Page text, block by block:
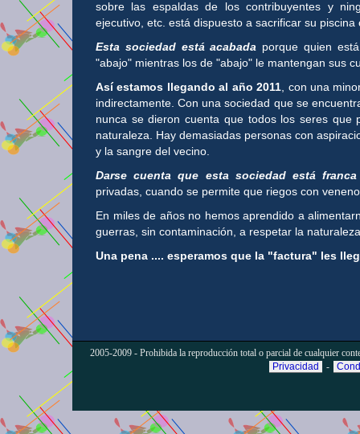
sobre las espaldas de los contribuyentes y
ejecutivo, etc. está dispuesto a sacrificar su
Esta sociedad está acabada porque quien
"abajo" mientras los de "abajo" le mantengan sus
Así estamos llegando al año 2011, con una
indirectamente. Con una sociedad que se
nunca se dieron cuenta que todos los seres
naturaleza. Hay demasiadas personas con
y la sangre del vecino.
Darse cuenta que esta sociedad está franca
privadas, cuando se permite que riegos con
En miles de años no hemos aprendido a
guerras, sin contaminación, a respetar la
Una pena .... esperamos que la "factura" les
2005-2009 - Prohibida la reproducción total o parcial de cualquier
Privacidad
-